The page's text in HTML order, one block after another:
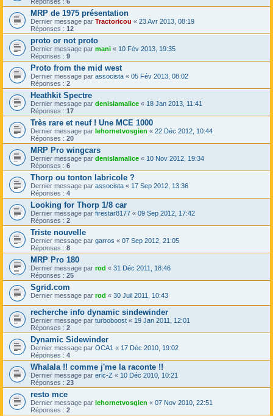
MRP de 1975 présentation
Dernier message par Tractoricou « 23 Avr 2013, 08:19
Réponses : 12
proto or not proto
Dernier message par mani « 10 Fév 2013, 19:35
Réponses : 9
Proto from the mid west
Dernier message par assocista « 05 Fév 2013, 08:02
Réponses : 2
Heathkit Spectre
Dernier message par denislamalice « 18 Jan 2013, 11:41
Réponses : 17
Très rare et neuf ! Une MCE 1000
Dernier message par lehornetvosgien « 22 Déc 2012, 10:44
Réponses : 20
MRP Pro wingcars
Dernier message par denislamalice « 10 Nov 2012, 19:34
Réponses : 6
Thorp ou tonton labricole ?
Dernier message par assocista « 17 Sep 2012, 13:36
Réponses : 4
Looking for Thorp 1/8 car
Dernier message par firestar8177 « 09 Sep 2012, 17:42
Réponses : 2
Triste nouvelle
Dernier message par garros « 07 Sep 2012, 21:05
Réponses : 8
MRP Pro 180
Dernier message par rod « 31 Déc 2011, 18:46
Réponses : 25
Sgrid.com
Dernier message par rod « 30 Juil 2011, 10:43
recherche info dynamic sindewinder
Dernier message par turboboost « 19 Jan 2011, 12:01
Réponses : 2
Dynamic Sidewinder
Dernier message par OCA1 « 17 Déc 2010, 19:02
Réponses : 4
Whalala !! comme j'me la raconte !!
Dernier message par eric-Z « 10 Déc 2010, 10:21
Réponses : 23
resto mce
Dernier message par lehornetvosgien « 07 Nov 2010, 22:51
Réponses : 2